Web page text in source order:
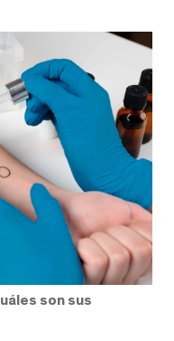
son sus